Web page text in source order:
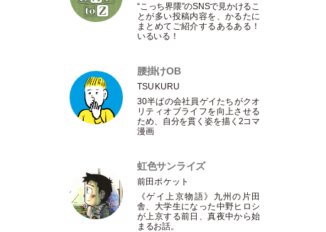
“こっち界隈”のSNSで見かけるこ
とが多い投稿内容を、かるたに
まとめてご紹介するあるある！
いるいる！
腰掛けOB
TSUKURU
30半ばの会社員ゲイたちがクオ
リティオブライフを向上させる
ため、自分を貫く姿を描く2コマ
漫画
虹色サンライズ
前田ポケット
《ゲイ上京物語》九州の片田
舎、大学生になった中野ヒロシ
が上京する前日、真夜中から始
まるお話。